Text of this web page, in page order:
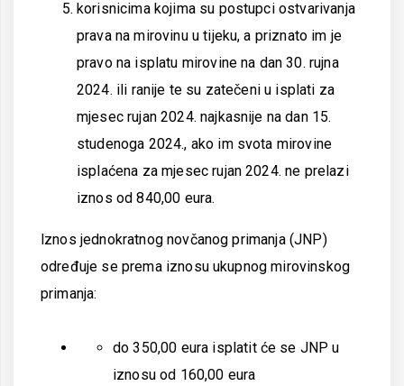
korisnicima kojima su postupci ostvarivanja
prava na mirovinu u tijeku, a priznato im je
pravo na isplatu mirovine na dan 30. rujna
2024. ili ranije te su zatečeni u isplati za
mjesec rujan 2024. najkasnije na dan 15.
studenoga 2024., ako im svota mirovine
isplaćena za mjesec rujan 2024. ne prelazi
iznos od 840,00 eura.
lznos jednokratnog novčanog primanja (JNP)
određuje se prema iznosu ukupnog mirovinskog
primanja:
do 350,00 eura isplatit će se JNP u
iznosu od 160,00 eura